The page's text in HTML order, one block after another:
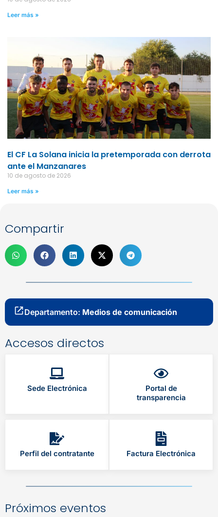
Leer más »
El CF La Solana inicia la pretemporada con derrota
ante el Manzanares
10 de agosto de 2026
Leer más »
Compartir
Departamento: Medios de comunicación
Accesos directos
Sede Electrónica
Portal de
transparencia
Perfil del contratante Factura Electrónica
Próximos eventos